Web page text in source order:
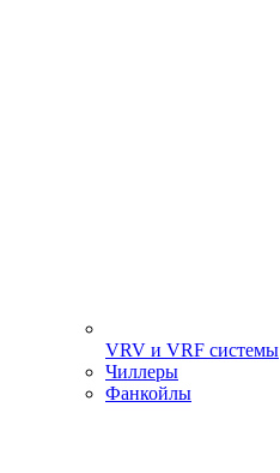
VRV и VRF системы
Чиллеры
Фанкойлы